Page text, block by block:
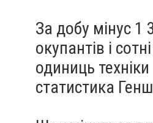
За добу мінус 1
окупантів і сотні
одиниць
статистика